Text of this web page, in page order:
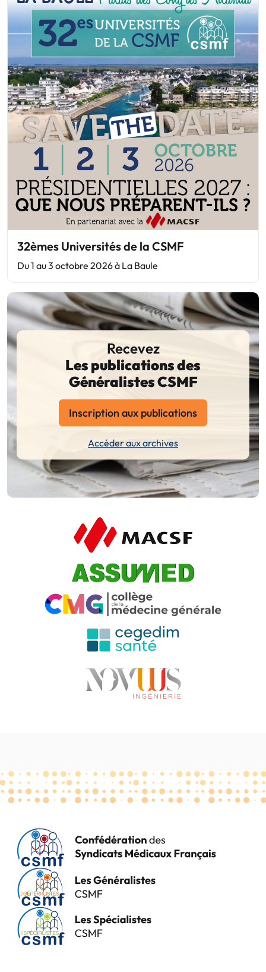
32èmes Universités de la CSMF
Du 1 au 3 octobre 2026 à La Baule
Recevez
Les publications des
Généralistes CSMF
Inscription aux publications
Accéder aux archives